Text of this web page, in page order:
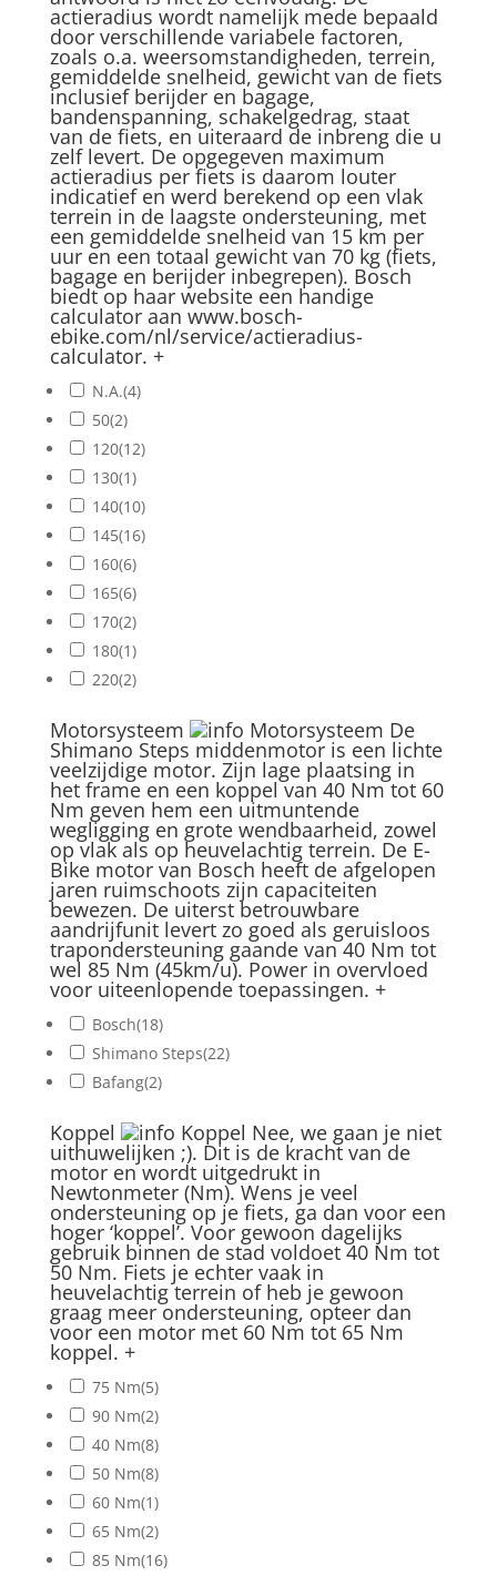
actieradius wordt namelijk mede bepaald
door verschillende variabele factoren,
zoals o.a. weersomstandigheden, terrein,
gemiddelde snelheid, gewicht van de fiets
inclusief berijder en bagage,
bandenspanning, schakelgedrag, staat
van de fiets, en uiteraard de inbreng die u
zelf levert. De opgegeven maximum
actieradius per fiets is daarom louter
indicatief en werd berekend op een vlak
terrein in de laagste ondersteuning, met
een gemiddelde snelheid van 15 km per
uur en een totaal gewicht van 70 kg (fiets,
bagage en berijder inbegrepen). Bosch
biedt op haar website een handige
calculator aan www.bosch-
ebike.com/nl/service/actieradius-
calculator. +
N.A.(4)
50(2)
120(12)
130(1)
140(10)
145(16)
160(6)
165(6)
170(2)
180(1)
220(2)
Motorsysteem Motorsysteem De
Shimano Steps middenmotor is een lichte
veelzijdige motor. Zijn lage plaatsing in
het frame en een koppel van 40 Nm tot 60
Nm geven hem een uitmuntende
wegligging en grote wendbaarheid, zowel
op vlak als op heuvelachtig terrein. De E-
Bike motor van Bosch heeft de afgelopen
jaren ruimschoots zijn capaciteiten
bewezen. De uiterst betrouwbare
aandrijfunit levert zo goed als geruisloos
trapondersteuning gaande van 40 Nm tot
wel 85 Nm (45km/u). Power in overvloed
voor uiteenlopende toepassingen. +
Bosch(18)
Shimano Steps(22)
Bafang(2)
Koppel Koppel Nee, we gaan je niet
uithuwelijken ;). Dit is de kracht van de
motor en wordt uitgedrukt in
Newtonmeter (Nm). Wens je veel
ondersteuning op je fiets, ga dan voor een
hoger ‘koppel’. Voor gewoon dagelijks
gebruik binnen de stad voldoet 40 Nm tot
50 Nm. Fiets je echter vaak in
heuvelachtig terrein of heb je gewoon
graag meer ondersteuning, opteer dan
voor een motor met 60 Nm tot 65 Nm
koppel. +
75 Nm(5)
90 Nm(2)
40 Nm(8)
50 Nm(8)
60 Nm(1)
65 Nm(2)
85 Nm(16)